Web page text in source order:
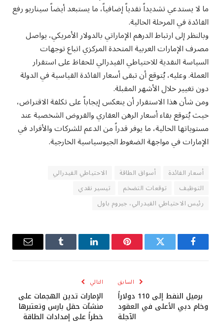
ما لا يستدعي تشديداً نقدياً إضافياً، ما يستبعد أيضاً سيناريو رفع
الفائدة في المرحلة الحالية.
وبالنظر إلى ارتباط الدرهم الإماراتي بالدولار الأمريكي، يواصل
مصرف الإمارات العربية المتحدة المركزي اتباع توجهات
السياسة النقدية للاحتياطي الفيدرالي للحفاظ على استقرار
العملة. وعليه، يُتوقع أن تبقى أسعار الفائدة القياسية في الدولة
دون تغيير خلال الأشهر المقبلة.
ومن شأن هذا الاستقرار أن ينعكس إيجاباً على تكلفة الاقتراض،
حيث يُتوقع بقاء أسعار الرهن العقاري والقروض الشخصية عند
مستوياتها الحالية، ما يوفر قدراً من الدعم للشركات والأفراد في
الإمارات في مواجهة الضغوط الجيوسياسية الخارجية.
أسعار الفائدة أسواق الطاقة
الاحتياطي الفيدرالي
التوظيف
توقعات التضخم
تيسير نقدي
رئيس الاحتياطي الفيدرالي، جيروم باول
فيسبوك تويتر بينتيريستلينكدإن Tumblr
البريد
السابق
برميل النفط إلى 110 دولاراً
وخام دبي الأعلى في العقود
الآجلة
التالي
الإمارات تدين الهجمات على
منشآت حقل بارس وتعتبرها
خطراً على إمدادات الطاقة